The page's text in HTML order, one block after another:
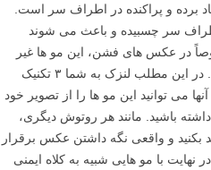
برده و پراکنده در اطراف سر است.
سر چسبیده و باعث می شوند
در عکس های فشن، این مو ها غیر
قابل قبول هستند و باید از بین بروند. در این مطلب لنزک به شما ۳ تکنیک
می توانید این مو ها را از تصویر خود
باشید. مانند هر روتوش دیگری،
بکنید و واقعی نگه داشتن عکس برقرار
نهایت با مو هایی شبیه به کلاه ایمنی